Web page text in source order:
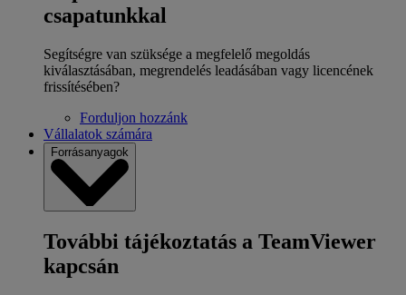
csapatunkkal
Segítségre van szüksége a megfelelő megoldás
kiválasztásában, megrendelés leadásában vagy licencének
frissítésében?
Forduljon hozzánk
Vállalatok számára
Forrásanyagok
További tájékoztatás a TeamViewer
kapcsán